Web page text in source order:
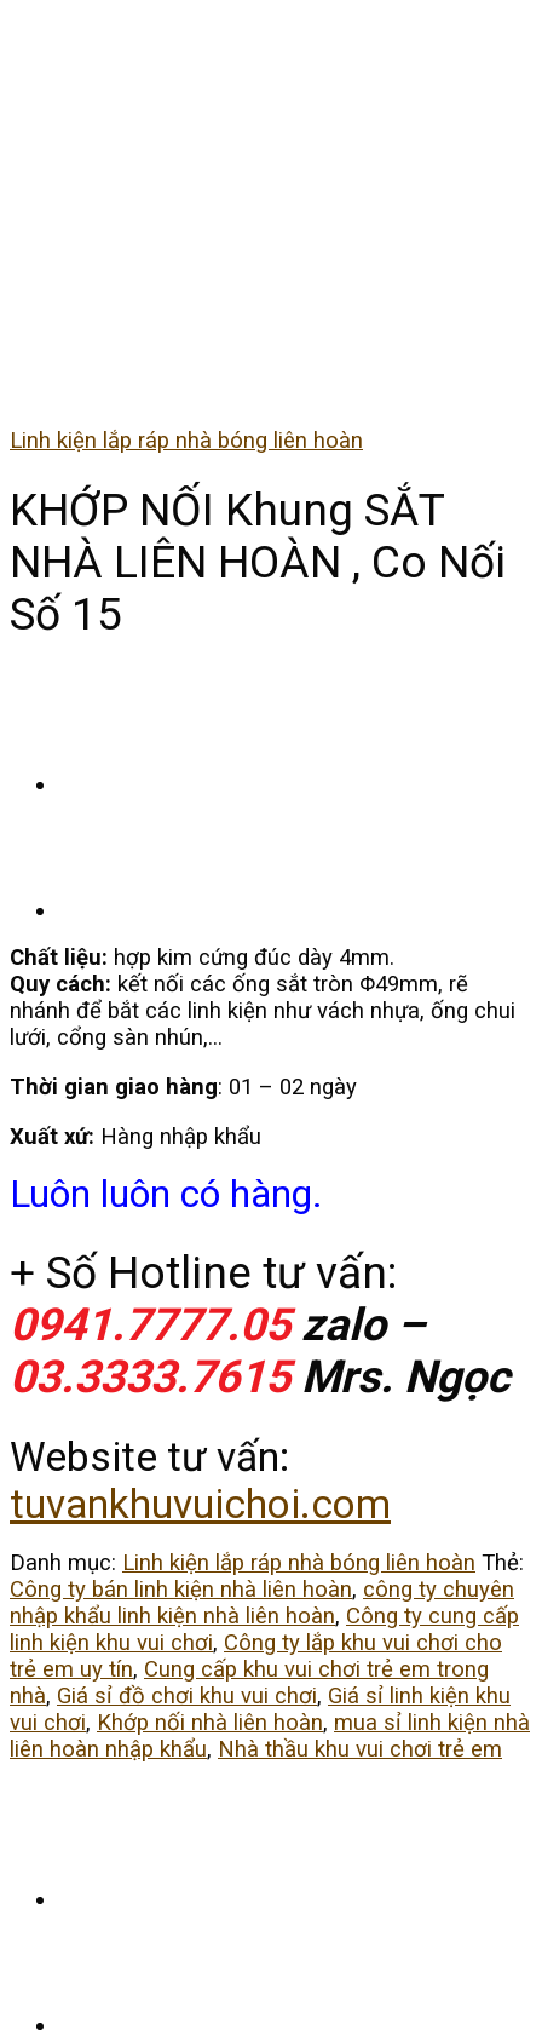
Linh kiện lắp ráp nhà bóng liên hoàn
KHỚP NỐI Khung SẮT
NHÀ LIÊN HOÀN , Co Nối
Số 15
Chất liệu: hợp kim cứng đúc dày 4mm.
Quy cách: kết nối các ống sắt tròn Φ49mm, rẽ
nhánh để bắt các linh kiện như vách nhựa, ống chui
lưới, cổng sàn nhún,…
Thời gian giao hàng: 01 – 02 ngày
Xuất xứ: Hàng nhập khẩu
Luôn luôn có hàng.
+ Số Hotline tư vấn:
0941.7777.05zalo –
03.3333.7615Mrs. Ngọc
Website tư vấn:
tuvankhuvuichoi.com
Danh mục: Linh kiện lắp ráp nhà bóng liên hoàn Thẻ:
Công ty bán linh kiện nhà liên hoàn, công ty chuyên
nhập khẩu linh kiện nhà liên hoàn, Công ty cung cấp
linh kiện khu vui chơi, Công ty lắp khu vui chơi cho
trẻ em uy tín, Cung cấp khu vui chơi trẻ em trong
nhà, Giá sỉ đồ chơi khu vui chơi, Giá sỉ linh kiện khu
vui chơi, Khớp nối nhà liên hoàn, mua sỉ linh kiện nhà
liên hoàn nhập khẩu, Nhà thầu khu vui chơi trẻ em